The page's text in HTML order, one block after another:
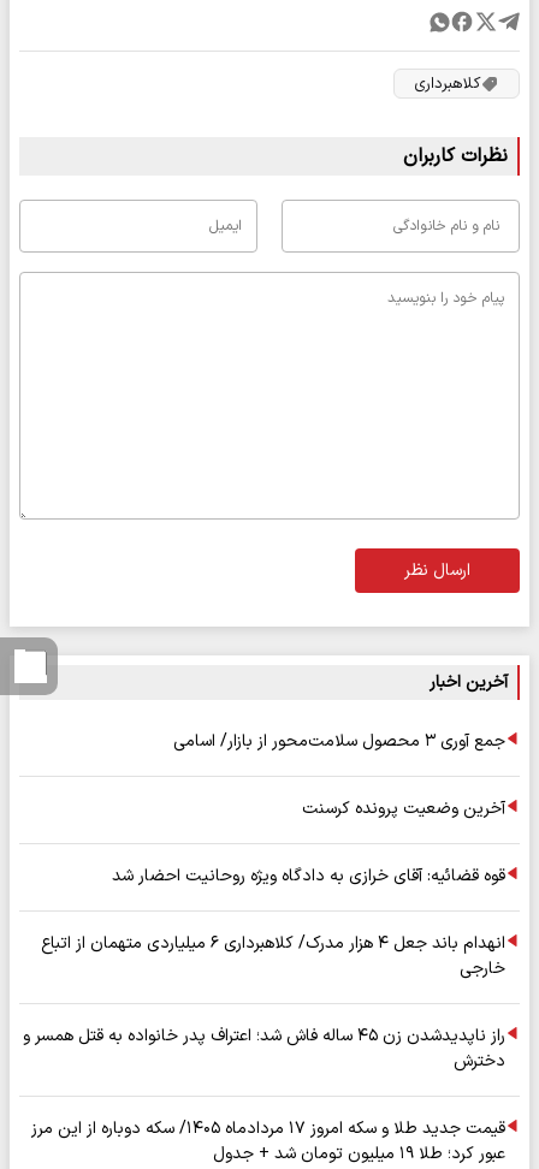
کلاهبرداری
نظرات کاربران
ارسال نظر
آخرین اخبار
جمع آوری ۳ محصول سلامت‌محور از بازار/ اسامی
آخرین وضعیت پرونده کرسنت
قوه قضائیه: آقای خرازی به دادگاه ویژه روحانیت احضار شد
انهدام باند جعل ۴ هزار مدرک/ کلاهبرداری ۶ میلیاردی متهمان از اتباع
خارجی
راز ناپدیدشدن زن ۴۵ ساله فاش شد؛ اعتراف پدر خانواده به قتل همسر و
دخترش
قیمت جدید طلا و سکه امروز ۱۷ مردادماه ۱۴۰۵/ سکه دوباره از این مرز
عبور کرد؛ طلا ۱۹ میلیون تومان شد + جدول